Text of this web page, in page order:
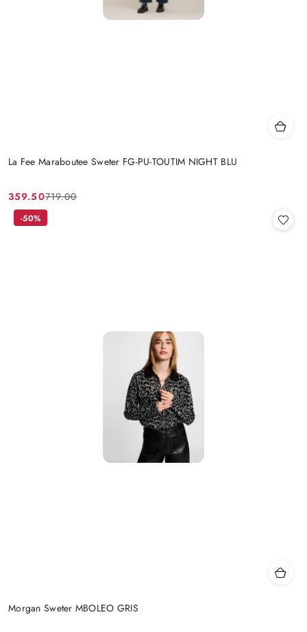
La Fee Maraboutee Sweter FG-PU-TOUTIM NIGHT BLU
Cena
promocyjna:
359.50
Cena
przed
719.00
Morgan Sweter MBOLEO GRIS
-50%